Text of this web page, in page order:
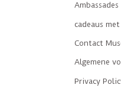
cadeaus
Contact
Algemene
Privacy